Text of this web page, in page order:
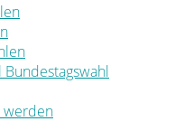
werden